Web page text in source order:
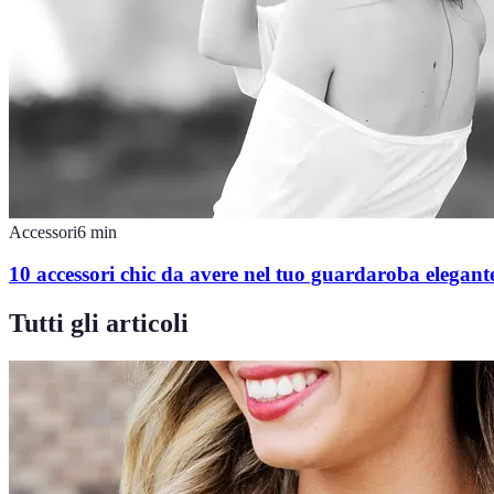
Accessori6 min
10 accessori chic da avere nel tuo guardaroba
Tutti gli articoli